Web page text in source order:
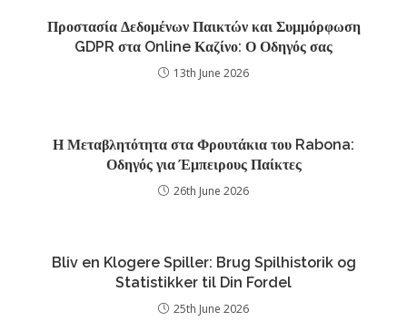
Προστασία Δεδομένων Παικτών και Συμμόρφωση
GDPR στα Online Καζίνο: Ο Οδηγός σας
13th June 2026
Η Μεταβλητότητα στα Φρουτάκια του Rabona:
Οδηγός για Έμπειρους Παίκτες
26th June 2026
Bliv en Klogere Spiller: Brug Spilhistorik og
Statistikker til Din Fordel
25th June 2026